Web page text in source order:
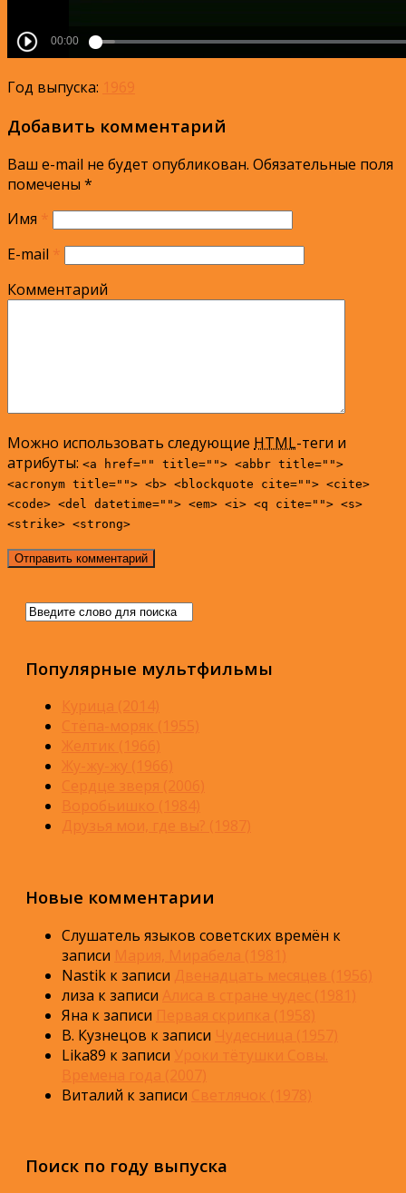
Год выпуска: 1969
Добавить комментарий
Ваш e-mail не будет опубликован. Обязательные поля
помечены *
Имя *
E-mail *
Комментарий
Можно использовать следующие HTML-теги и
атрибуты: <a href="" title=""> <abbr title="">
<acronym title=""> <b> <blockquote cite=""> <cite>
<code> <del datetime=""> <em> <i> <q cite=""> <s>
<strike> <strong>
Популярные мультфильмы
Курица (2014)
Стёпа-моряк (1955)
Желтик (1966)
Жу-жу-жу (1966)
Сердце зверя (2006)
Воробьишко (1984)
Друзья мои, где вы? (1987)
Новые комментарии
Слушатель языков советских времён к
записи Мария, Мирабела (1981)
Nastik к записи Двенадцать месяцев (1956)
лиза к записи Алиса в стране чудес (1981)
Яна к записи Первая скрипка (1958)
В. Кузнецов к записи Чудесница (1957)
Lika89 к записи Уроки тётушки Совы.
Времена года (2007)
Виталий к записи Светлячок (1978)
Поиск по году выпуска